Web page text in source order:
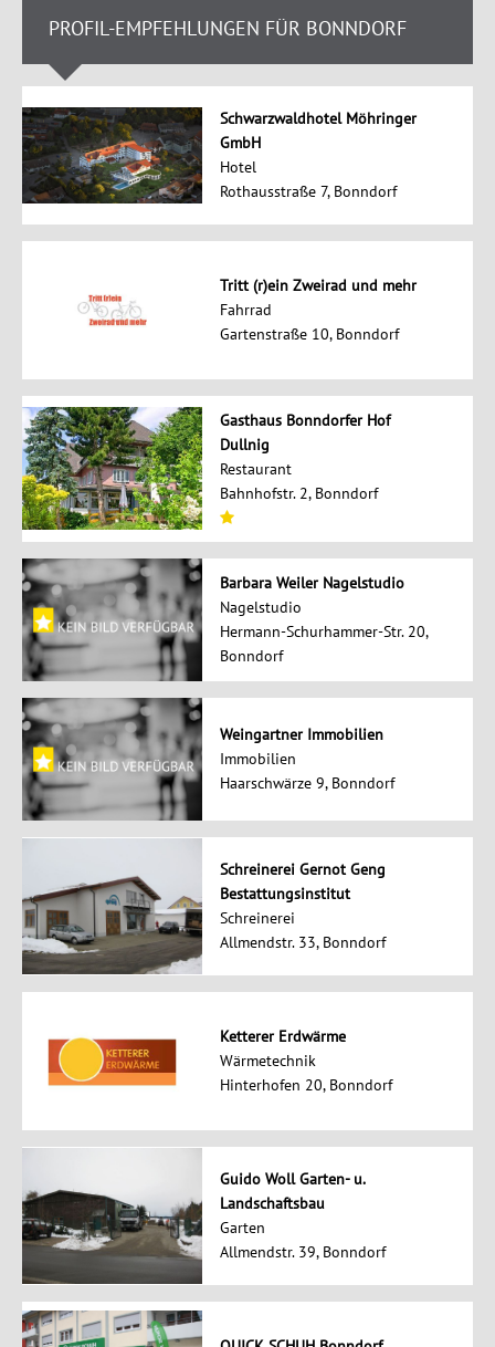
PROFIL-EMPFEHLUNGEN FÜR BONNDORF
Schwarzwaldhotel Möhringer
GmbH
Hotel
Rothausstraße 7, Bonndorf
Tritt (r)ein Zweirad und mehr
Fahrrad
Gartenstraße 10, Bonndorf
Gasthaus Bonndorfer Hof
Dullnig
Restaurant
Bahnhofstr. 2, Bonndorf
Barbara Weiler Nagelstudio
Nagelstudio
Hermann-Schurhammer-Str. 20,
Bonndorf
Weingartner Immobilien
Immobilien
Haarschwärze 9, Bonndorf
Schreinerei Gernot Geng
Bestattungsinstitut
Schreinerei
Allmendstr. 33, Bonndorf
Ketterer Erdwärme
Wärmetechnik
Hinterhofen 20, Bonndorf
Guido Woll Garten- u.
Landschaftsbau
Garten
Allmendstr. 39, Bonndorf